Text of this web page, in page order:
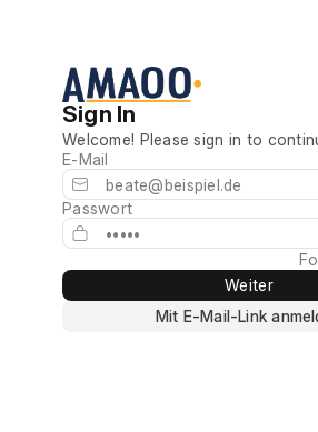
Sign In
Welcome! Please sign in to
E-Mail
Passwort
Weiter
Mit E-Mail-Link